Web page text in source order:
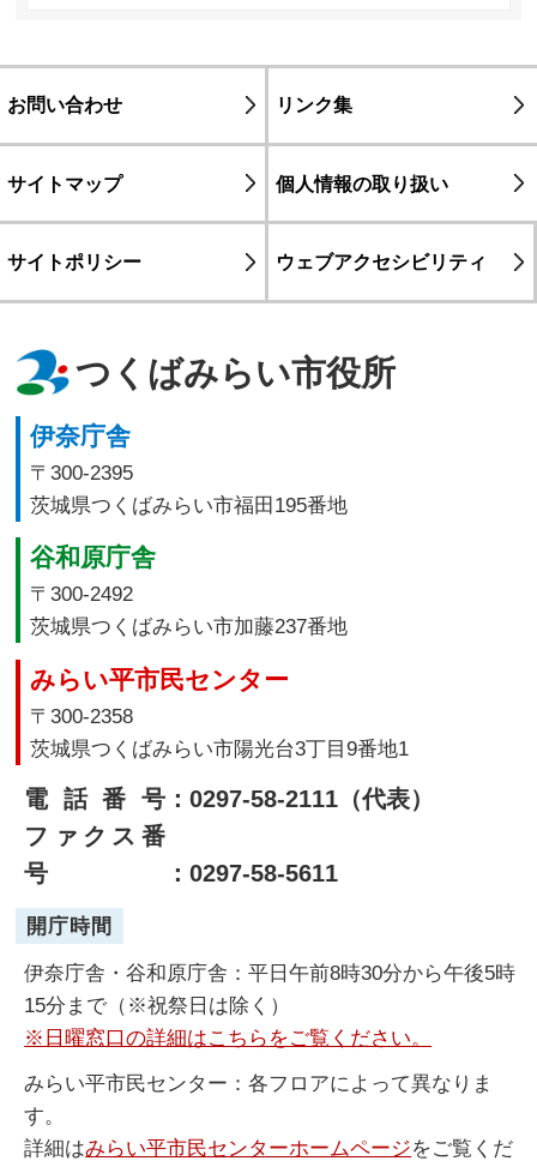
お問い合わせ リンク集
サイトマップ 個人情報の取り扱い
サイトポリシー ウェブアクセシビリティ
つくばみらい市役所
伊奈庁舎
〒300-2395
茨城県つくばみらい市福田195番地
谷和原庁舎
〒300-2492
茨城県つくばみらい市加藤237番地
みらい平市民センター
〒300-2358
茨城県つくばみらい市陽光台3丁目9番地1
電話番号：0297-58-2111（代表）
ファクス番
号
：0297-58-5611
開庁時間
伊奈庁舎・谷和原庁舎：平日午前8時30分から午後5時
15分まで（※祝祭日は除く）
※日曜窓口の詳細はこちらをご覧ください。
みらい平市民センター：各フロアによって異なりま
す。
詳細はみらい平市民センターホームページをご覧くだ